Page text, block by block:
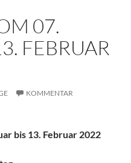
07.
FEBRUAR
KOMMENTAR
bis 13. Februar 2022